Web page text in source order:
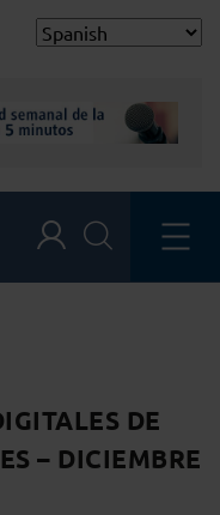
DE
– DICIEMBRE